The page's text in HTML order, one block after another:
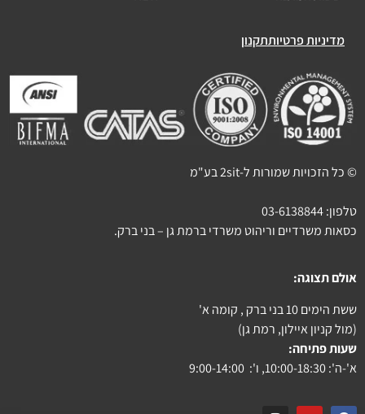
מדיניות פרטיותתקנון
© כל הזכויות שמורות ל-2sit בע"מ
טלפון:03-6138844
כסאות משרדיים וריהוט משרדי ברמת גן – בני ברק.
אולם תצוגה:
ששת הימים 10 בני ברק , קומה א'
(מול קניון איילון, רמת גן)
שעות פתיחה:
א'-ה': 10:00-18:30, ו': 9:00-14:00